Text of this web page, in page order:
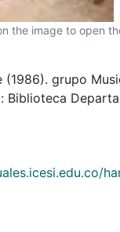
the image to open
(1986). grupo
Biblioteca